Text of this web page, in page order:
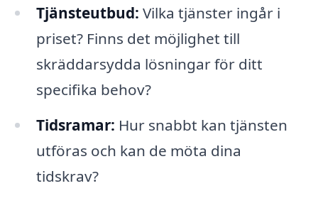
Tjänsteutbud: Vilka tjänster ingår i
priset? Finns det möjlighet till
skräddarsydda lösningar för ditt
specifika behov?
Tidsramar: Hur snabbt kan tjänsten
utföras och kan de möta dina
tidskrav?